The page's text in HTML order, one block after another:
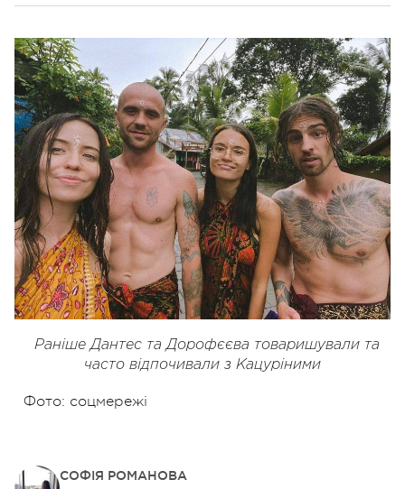
Раніше Дантес та Дорофєєва товаришували та
часто відпочивали з Кацуріними
Фото: соцмережі
СОФІЯ РОМАНОВА